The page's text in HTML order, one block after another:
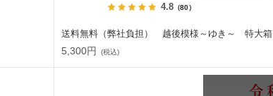
4.8（80）
送料無料（弊社負担） 越後模様～ゆき～ 特大箱
5,300円 (税込)